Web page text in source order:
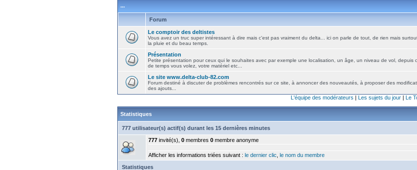
...
Forum
Le comptoir des deltistes
Vous avez un truc super intéressant à dire mais c'est pas vraiment du delta... ici on parle de tout, de rien mais
la pluie et du beau temps.
Présentation
Petite présentation pour ceux qui le souhaites avec par exemple une localisation, un âge, un niveau de vol, depuis
de temps vous volez, votre matériel etc...
Le site www.delta-club-82.com
Forum destiné à discuter de problèmes rencontrés sur ce site, à annoncer des nouveautés, à proposer des
des ajouts...
L'équipe des modérateurs | Les sujets du jour| Le
Statistiques
777 utilisateur(s) actif(s) durant les 15 dernières minutes
777 invité(s), 0 membres 0 membre anonyme
Afficher les informations triées suivant : le dernier clic le nom du membre
Statistiques